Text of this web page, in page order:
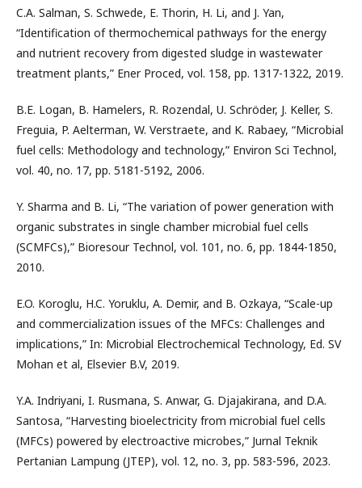
C.A. Salman, S. Schwede, E. Thorin, H. Li, and J. Yan,
“Identification of thermochemical pathways for the energy
and nutrient recovery from digested sludge in wastewater
treatment plants,” Ener Proced, vol. 158, pp. 1317-1322, 2019.
B.E. Logan, B. Hamelers, R. Rozendal, U. Schröder, J. Keller, S.
Freguia, P. Aelterman, W. Verstraete, and K. Rabaey, “Microbial
fuel cells: Methodology and technology,” Environ Sci Technol,
vol. 40, no. 17, pp. 5181-5192, 2006.
Y. Sharma and B. Li, “The variation of power generation with
organic substrates in single chamber microbial fuel cells
(SCMFCs),” Bioresour Technol, vol. 101, no. 6, pp. 1844-1850,
2010.
E.O. Koroglu, H.C. Yoruklu, A. Demir, and B. Ozkaya, “Scale-up
and commercialization issues of the MFCs: Challenges and
implications,” In: Microbial Electrochemical Technology, Ed. SV
Mohan et al, Elsevier B.V, 2019.
Y.A. Indriyani, I. Rusmana, S. Anwar, G. Djajakirana, and D.A.
Santosa, “Harvesting bioelectricity from microbial fuel cells
(MFCs) powered by electroactive microbes,” Jurnal Teknik
Pertanian Lampung (JTEP), vol. 12, no. 3, pp. 583-596, 2023.